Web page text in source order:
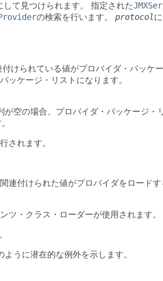
て見つけられます。 指定された
の検索を行います。 protocol
けられている値がプロバイダ・パッケ
ッケージ・リストになります。
が空の場合、プロバイダ・パッケージ・
されます。
連付けられた値がプロバイダをロード
ツ・クラス・ローダーが使用されます。
ように潜在的な例外を示します。